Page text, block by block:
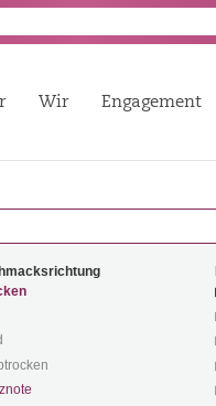
Wir Engagement